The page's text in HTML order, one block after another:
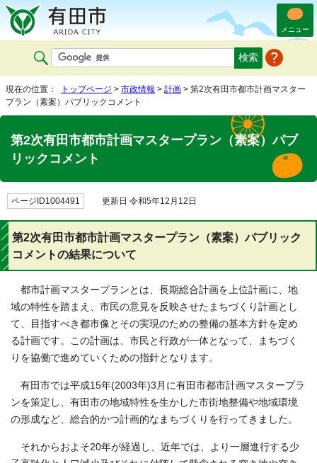
メニュー
現在の位置： トップページ > 市政情報 > 計画 > 第2次有田市都市計画マスター
プラン（素案）パブリックコメント
第2次有田市都市計画マスタープラン（素案）パブ
リックコメント
ページID1004491 更新日 令和5年12月12日
第2次有田市都市計画マスタープラン（素案）パブリック
コメントの結果について
都市計画マスタープランとは、長期総合計画を上位計画に、地
域の特性を踏まえ、市民の意見を反映させたまちづくり計画とし
て、目指すべき都市像とその実現のための整備の基本方針を定め
る計画です。この計画は、市民と行政が一体となって、まちづく
りを協働で進めていくための指針となります。
有田市では平成15年(2003年)3月に有田市都市計画マスタープラ
ンを策定し、有田市の地域特性を生かした市街地整備や地域環境
の形成など、総合的かつ計画的なまちづくりを行ってきました。
それからおよそ20年が経過し、近年では、より一層進行する少